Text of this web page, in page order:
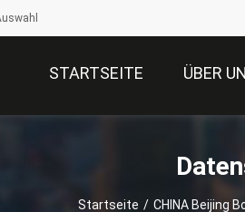
STARTSEITE ÜBER
Startseite / CHINA Beijing